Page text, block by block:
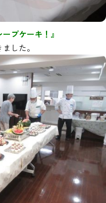
ープケーキ！』
した。